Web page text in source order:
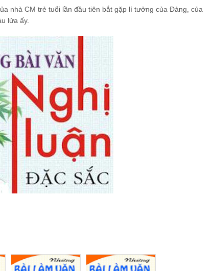
CM trẻ tuổi lần đầu tiên bắt gặp lí tưởng của Đảng, của
lửa ấy.